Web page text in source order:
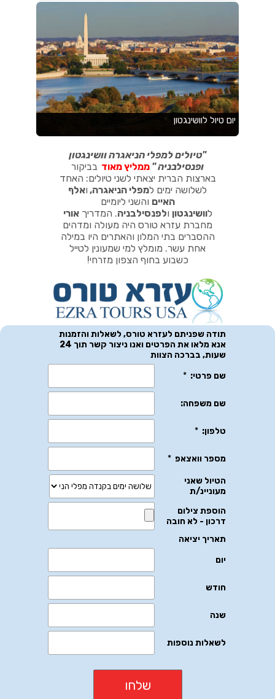
"טיולים למפלי הניאגרה וושינגטון
ופנסילבניה" ממליץ מאוד בביקור
בארצות הברית יצאתי לשני טיולים: האחד
לשלושה ימים למפלי הניאגרה, ואלף
האיים והשני ליומיים
לוושינגטון ולפנסילבניה. המדריךאורי
מחברת עזרא טורס היה מעולה ומדהים
ההסברים בתי המלון והאתרים היו במילה
אחת עשר. מומלץ למי שמעונין לטייל
כשבוע בחוף הצפון מזרחי!